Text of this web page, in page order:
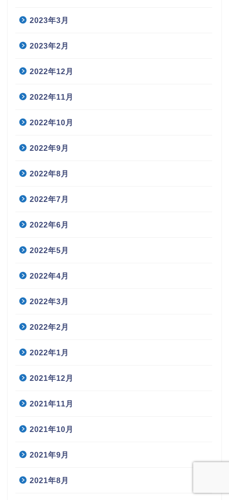
2023年3月
2023年2月
2022年12月
2022年11月
2022年10月
2022年9月
2022年8月
2022年7月
2022年6月
2022年5月
2022年4月
2022年3月
2022年2月
2022年1月
2021年12月
2021年11月
2021年10月
2021年9月
2021年8月